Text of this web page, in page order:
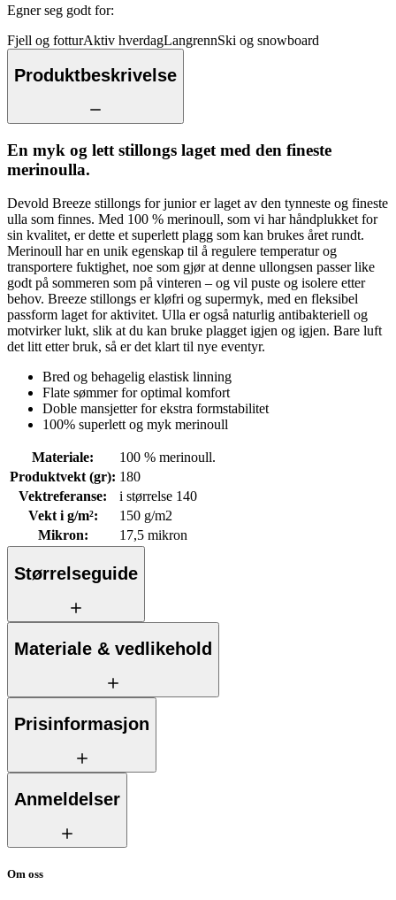
Egner seg godt for:
Fjell og fotturAktiv hverdagLangrennSki og snowboard
Produktbeskrivelse
En myk og lett stillongs laget med den fineste
merinoulla.
Devold Breeze stillongs for junior er laget av den tynneste og fineste
ulla som finnes. Med 100 % merinoull, som vi har håndplukket for
sin kvalitet, er dette et superlett plagg som kan brukes året rundt.
Merinoull har en unik egenskap til å regulere temperatur og
transportere fuktighet, noe som gjør at denne ullongsen passer like
godt på sommeren som på vinteren – og vil puste og isolere etter
behov. Breeze stillongs er kløfri og supermyk, med en fleksibel
passform laget for aktivitet. Ulla er også naturlig antibakteriell og
motvirker lukt, slik at du kan bruke plagget igjen og igjen. Bare luft
det litt etter bruk, så er det klart til nye eventyr.
Bred og behagelig elastisk linning
Flate sømmer for optimal komfort
Doble mansjetter for ekstra formstabilitet
100% superlett og myk merinoull
Materiale:
100 % merinoull.
Produktvekt (gr): 180
Vektreferanse:
i størrelse 140
Vekt i g/m²:
150 g/m2
Mikron: 17,5 mikron
Størrelseguide
Materiale & vedlikehold
Prisinformasjon
Anmeldelser
Om oss